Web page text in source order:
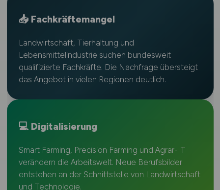
📥 Fachkräftemangel
Landwirtschaft, Tierhaltung und
Lebensmittelindustrie suchen bundesweit
qualifizierte Fachkräfte. Die Nachfrage übersteigt
das Angebot in vielen Regionen deutlich.
💻 Digitalisierung
Smart Farming, Precision Farming und Agrar-IT
verändern die Arbeitswelt. Neue Berufsbilder
entstehen an der Schnittstelle von Landwirtschaft
und Technologie.